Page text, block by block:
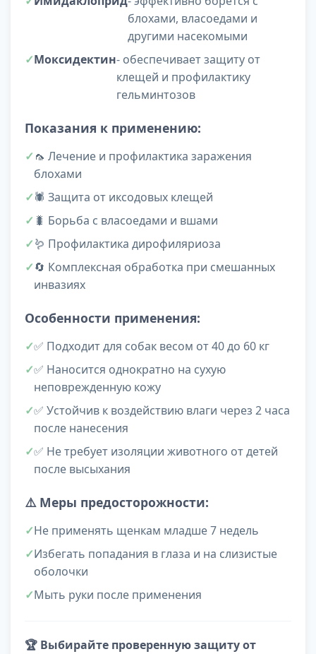
блохами, власоедами и
другими насекомыми
Моксидектин- обеспечивает защиту от
клещей и профилактику
гельминтозов
Показания к применению:
🦟 Лечение и профилактика заражения
блохами
🕷️ Защита от иксодовых клещей
🐛 Борьба с власоедами и вшами
🪱 Профилактика дирофиляриоза
🔄 Комплексная обработка при смешанных
инвазиях
Особенности применения:
✅ Подходит для собак весом от 40 до 60 кг
✅ Наносится однократно на сухую
неповрежденную кожу
✅ Устойчив к воздействию влаги через 2 часа
после нанесения
✅ Не требует изоляции животного от детей
после высыхания
⚠️ Меры предосторожности:
Не применять щенкам младше 7 недель
Избегать попадания в глаза и на слизистые
оболочки
Мыть руки после применения
🏆 Выбирайте проверенную защиту от